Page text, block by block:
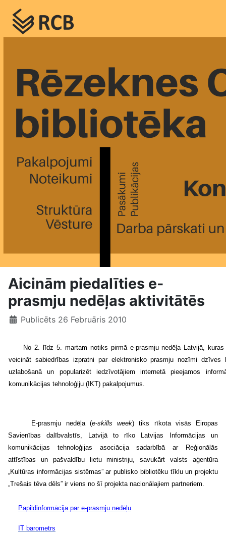
Aicinām piedalīties e-
prasmju nedēļas aktivitātēs
Publicēts 26 Februāris 2010
No 2. līdz 5. martam notiks pirmā e-prasmju nedēļa Latvijā,
veicināt sabiedrības izpratni par elektronisko prasmju nozīmi dzīves
uzlabošanā un popularizēt iedzīvotājiem internetā pieejamos
komunikācijas tehnoloģiju (IKT) pakalpojumus.
E-prasmju nedēļa (e-skills week) tiks rīkota visās Eiropas
Savienības dalībvalstīs, Latvijā to rīko
Latvijas Informācijas un
komunikācijas tehnoloģijas asociācija sadarbībā ar Reģionālās
attīstības un pašvaldību lietu ministriju, savukārt valsts aģentūra
„Kultūras informācijas sistēmas” ar publisko bibliotēku tīklu un projektu
„Trešais tēva dēls” ir viens no šī projekta nacionālajiem partneriem.
Papildinformācija par e-prasmju nedēļu
IT barometrs